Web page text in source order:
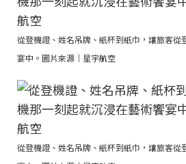
從登機證、姓名吊牌、紙杯到紙巾，讓旅客從
宴中。圖片來源｜星宇航空
從登機證、姓名吊牌、紙杯到紙巾，讓旅客從